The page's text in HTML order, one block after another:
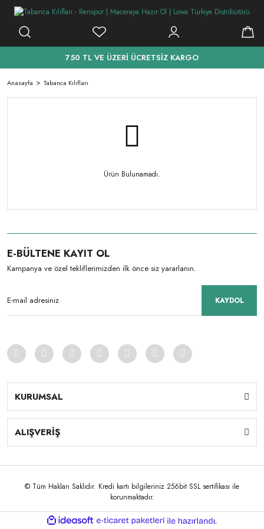
750 TL VE ÜZERİ ÜCRETSİZ KARGO
Anasayfa Tabanca Kılıfları
Ürün Bulunamadı.
E-BÜLTENE KAYIT OL
Kampanya ve özel tekliflerimizden ilk önce siz yararlanın.
KAYDOL
KURUMSAL
ALIŞVERİŞ
© Tüm Hakları Saklıdır. Kredi kartı bilgileriniz 256bit SSL sertifikası ile
korunmaktadır.
ideasoft
e-